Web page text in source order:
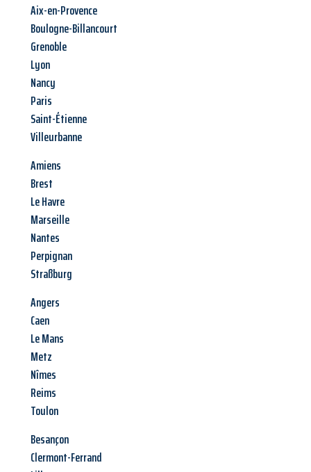
Aix-en-Provence
Boulogne-Billancourt
Grenoble
Lyon
Nancy
Paris
Saint-Étienne
Villeurbanne
Amiens
Brest
Le Havre
Marseille
Nantes
Perpignan
Straßburg
Angers
Caen
Le Mans
Metz
Nîmes
Reims
Toulon
Besançon
Clermont-Ferrand